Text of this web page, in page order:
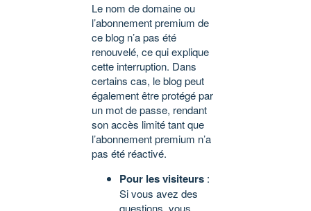
Le nom de domaine ou
l’abonnement premium de
ce blog n’a pas été
renouvelé, ce qui explique
cette interruption. Dans
certains cas, le blog peut
également être protégé par
un mot de passe, rendant
son accès limité tant que
l’abonnement premium n’a
pas été réactivé.
Pour les visiteurs :
Si vous avez des
questions, vous